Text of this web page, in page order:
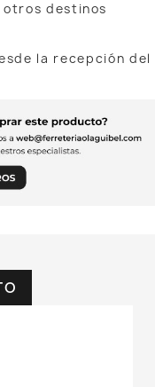
otros destinos
la recepción del